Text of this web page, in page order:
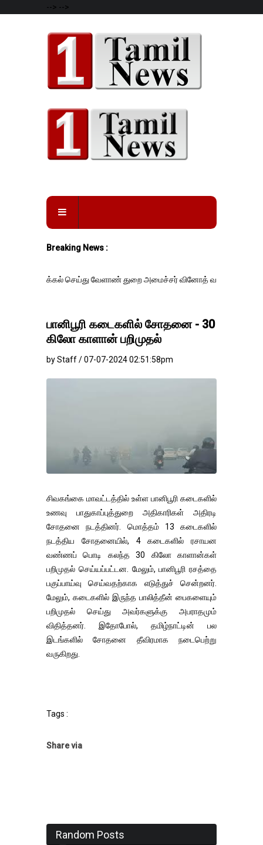
--> -->
Breaking News :
செய்து வேளாண் துறை அமைச்சர் வினோத் வாசித்து வருகிறார். �.
பானிபூரி கடைகளில் சோதனை - 30
கிலோ காளான் பறிமுதல்
by Staff / 07-07-2024 02:51:58pm
சிவகங்கை மாவட்டத்தில் உள்ள பானிபூரி கடைகளில்
உணவு பாதுகாப்புத்துறை அதிகாரிகள் அதிரடி
சோதனை நடத்தினர். மொத்தம் 13 கடைகளில்
நடத்திய சோதனையில், 4 கடைகளில் ரசாயன
வண்ணப் பொடி கலந்த 30 கிலோ காளான்கள்
பறிமுதல் செய்யப்பட்டன. மேலும், பானிபூரி ரசத்தை
பகுப்பாய்வு செய்வதற்காக எடுத்துச் சென்றனர்.
மேலும், கடைகளில் இருந்த பாலித்தீன் பைகளையும்
பறிமுதல் செய்து அவர்களுக்கு அபராதமும்
விதித்தனர். இதோபோல், தமிழ்நாட்டின் பல
இடங்களில் சோதனை தீவிரமாக நடைபெற்று
வருகிறது.
Tags :
Share via
Random Posts